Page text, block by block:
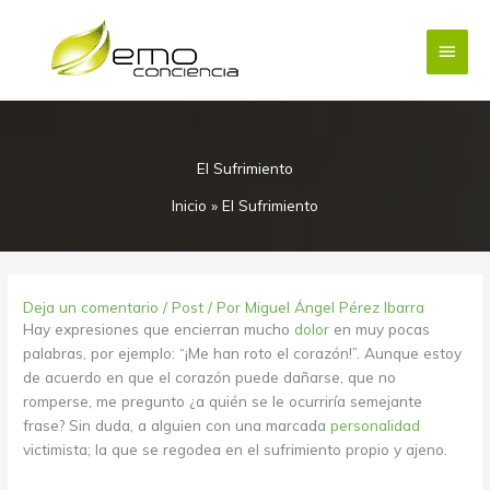
contenido
Menú
El Sufrimiento
Inicio » El Sufrimiento
Deja un comentario /Post / PorMiguel Ángel Pérez Ibarra
Hay expresiones que encierran muchodolor en muy pocas
palabras, por ejemplo: “¡Me han roto el corazón!”. Aunque estoy
de acuerdo en que el corazón puede dañarse, que no
romperse, me pregunto ¿a quién se le ocurriría semejante
frase? Sin duda, a alguien con una marcadapersonalidad
victimista; la que se regodea en el sufrimiento propio y ajeno.